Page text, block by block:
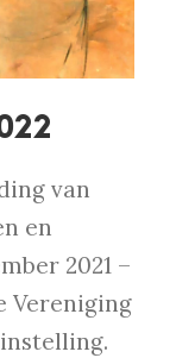
van
en
2021 –
Vereniging